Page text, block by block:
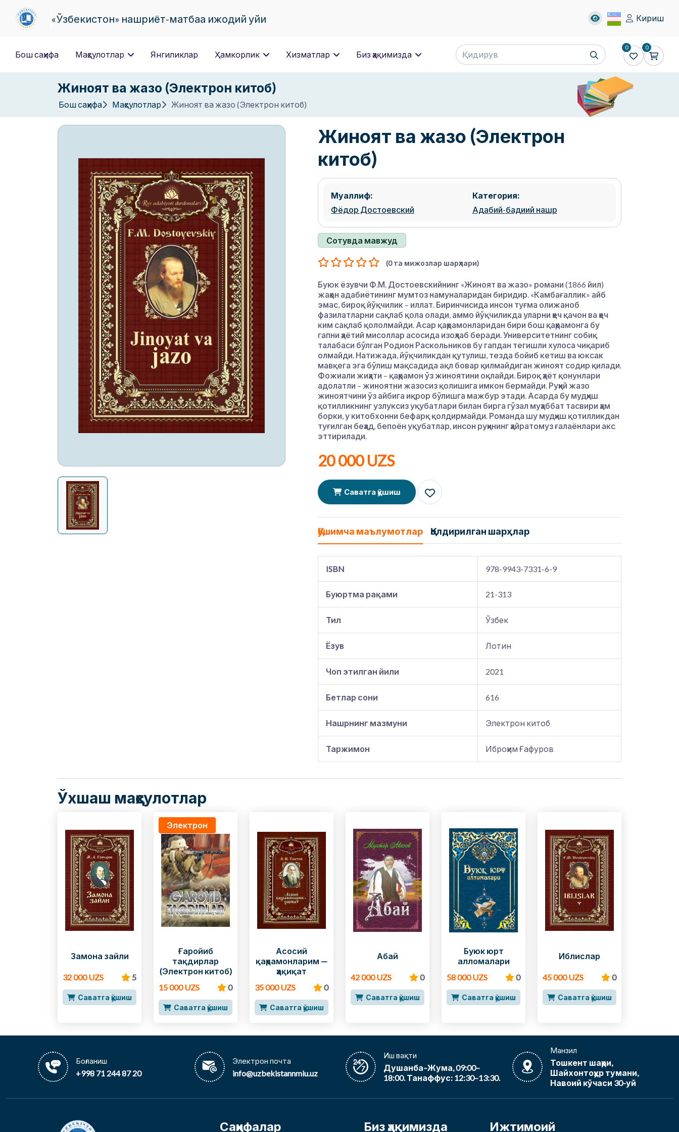
«Ўзбекистон» нашриёт-матбаа ижодий уйи Кириш
Бош саҳифа Маҳсулотлар Янгиликлар Ҳамкорлик Хизматлар Биз ҳақимизда
0 0
Жиноят ва жазо (Электрон китоб)
Бош саҳифа Маҳсулотлар Жиноят ва жазо (Электрон китоб)
Жиноят ва жазо (Электрон
китоб)
Муаллиф:
Фёдор Достоевский
Категория:
Адабий-бадиий нашр
Сотувда мавжуд
(0 та мижозлар шарҳлари)
Буюк ёзувчи Ф.М. Достоевскийнинг «Жиноят ва жазо» романи (1866 йил)
жаҳон адабиётининг мумтоз намуналаридан биридир. «Камбағаллик» айб
эмас, бироқ йўқчилик – иллат. Биринчисида инсон туғма олижаноб
фазилатларни сақлаб қола олади, аммо йўқчиликда уларни ҳеч қачон ва ҳеч
ким сақлаб қололмайди. Асар қаҳрамонларидан бири бош қаҳрамонга бу
гапни ҳаётий мисоллар асосида изоҳлаб беради. Университетнинг собиқ
талабаси бўлган Родион Раскольников бу гапдан тегишли хулоса чиқариб
олмайди. Натижада, йўқчиликдан қутулиш, тезда бойиб кетиш ва юксак
мавқега эга бўлиш мақсадида ақл бовар қилмайдиган жиноят содир қилади.
Фожиали жиҳати – қаҳрамон ўз жиноятини оқлайди. Бироқ ҳаёт қонунлари
адолатли – жиноятни жазосиз қолишига имкон бермайди. Руҳий жазо
жиноятчини ўз айбига иқрор бўлишга мажбур этади. Асарда бу мудҳиш
қотилликнинг узлуксиз уқубатлари билан бирга гўзал муҳаббат тасвири ҳам
борки, у китобхонни бефарқ қолдирмайди. Романда шу мудҳиш қотилликдан
туғилган беҳад, бепоён уқубатлар, инсон руҳининг ҳайратомуз ғалаёнлари акс
эттирилади.
20 000 UZS
Саватга қўшиш
Қўшимча маълумотлар Қолдирилган шарҳлар
ISBN 978-9943-7331-6-9
Буюртма рақами 21-313
Тил Ўзбек
Ёзув Лотин
Чоп этилган йили 2021
Бетлар сони 616
Нашрнинг мазмуни Электрон китоб
Таржимон Иброҳим Ғафуров
Ўхшаш маҳсулотлар
Замона зайли
32 000 UZS 5
Саватга қўшиш
Электрон
Ғаройиб
тақдирлар
(Электрон китоб)
15 000 UZS
0
Саватга қўшиш
Асосий
қаҳрамонларим —
ҳақиқат
35 000 UZS
0
Саватга қўшиш
Абай
42 000 UZS 0
Саватга қўшиш
Буюк юрт
алломалари
58 000 UZS
0
Саватга қўшиш
Иблислар
45 000 UZS 0
Саватга қўшиш
Боғланиш
+998 71 244 87 20
Электрон почта
info@uzbekistannmiu.uz
Иш вақти
Душанба–Жума, 09:00–
18:00. Танаффус: 12:30–13:30.
Манзил
Тошкент шаҳри,
Шайхонтоҳур тумани,
Навоий кўчаси 30-уй
Саҳифалар Биз ҳақимизда Ижтимоий